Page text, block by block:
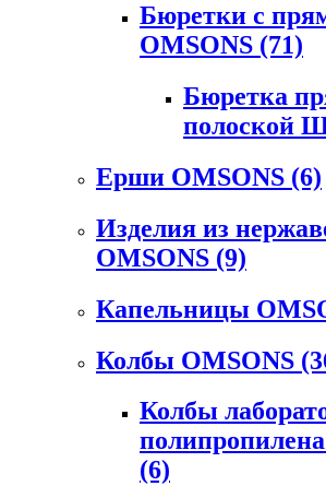
Бюретки с
OMSONS (71)
Бюретка
полоской
Ерши OMSONS (6)
Изделия из
OMSONS (9)
Капельницы
Колбы OMSONS
Колбы
(6)